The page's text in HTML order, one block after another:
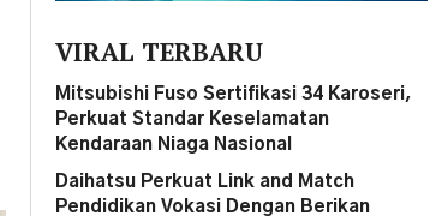
VIRAL TERBARU
Mitsubishi Fuso Sertifikasi 34 Karoseri,
Perkuat Standar Keselamatan
Kendaraan Niaga Nasional
Daihatsu Perkuat Link and Match
Pendidikan Vokasi Dengan Berikan